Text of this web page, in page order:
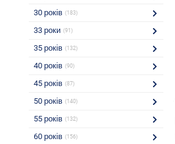
30 років (183)
33 роки (91)
35 років (132)
40 років (90)
45 років (87)
50 років (140)
55 років (132)
60 років (156)